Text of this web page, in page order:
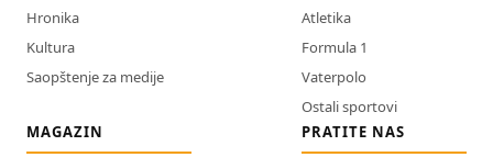
Hronika
Kultura
Saopštenje za medije
Atletika
Formula 1
Vaterpolo
Ostali sportovi
MAGAZIN
PRATITE NAS